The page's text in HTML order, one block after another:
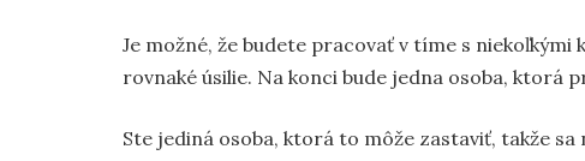
Je možné, že budete pracovať v tíme s
rovnaké úsilie. Na konci bude jedna osoba, ktorá
Ste jediná osoba, ktorá to môže zastaviť, takže